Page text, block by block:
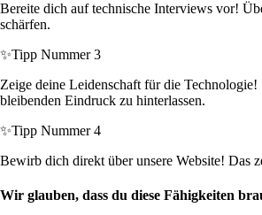
Bereite dich auf technische Interviews vor!
schärfen.
✨Tipp Nummer 3
Zeige deine Leidenschaft für die
bleibenden Eindruck zu hinterlassen.
✨Tipp Nummer 4
Bewirb dich direkt über unsere Website! Das
Wir glauben, dass du diese Fähigkeiten